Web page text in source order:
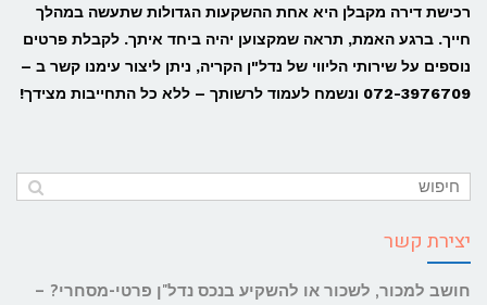
רכישת דירה מקבלן היא אחת ההשקעות הגדולות שתעשה במהלך
חייך. ברגע האמת, תראה שמקצוען יהיה ביחד איתך. לקבלת פרטים
נוספים על שירותי הליווי של נדל"ן הקריה, ניתן ליצור עימנו קשר ב –
072-3976709 ונשמח לעמוד לרשותך – ללא כל התחייבות מצידך!
יצירת קשר
חושב למכור, לשכור או להשקיע בנכס נדל"ן פרטי-מסחרי? –